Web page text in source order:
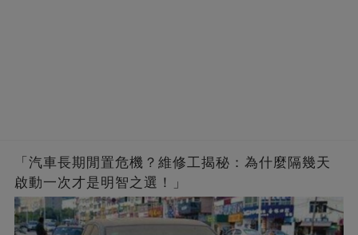
「汽車長期閒置危機？維修工揭秘：為什麼隔幾天
啟動一次才是明智之選！」